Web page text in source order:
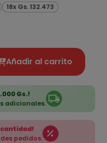
18x Gs. 132.473
Añadir al carrito
Gs.!
adicionales.
cantidad!
pedidos.